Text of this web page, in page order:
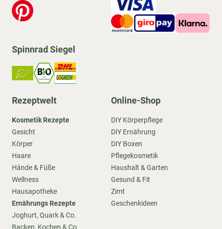
Spinnrad Siegel
Rezeptwelt
Kosmetik Rezepte
Gesicht
Körper
Haare
Hände & Füße
Wellness
Hausapotheke
Ernährungs Rezepte
Joghurt, Quark & Co.
Backen, Kochen & Co.
Online-Shop
DIY Körperpflege
DIY Ernährung
DIY Boxen
Pflegekosmetik
Haushalt & Garten
Gesund & Fit
Zimt
Geschenkideen